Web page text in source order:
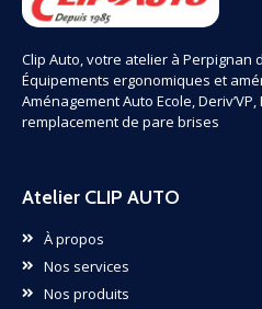
Clip Auto, votre atelier à Perpignan
Équipements ergonomiques et
Aménagement Auto Ecole,
remplacement de pare brises
Atelier CLIP AUTO
À propos
Nos services
Nos produits